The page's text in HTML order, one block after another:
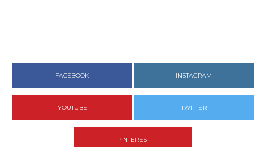
FACEBOOK INSTAGRAM
YOUTUBE TWITTER
PINTEREST